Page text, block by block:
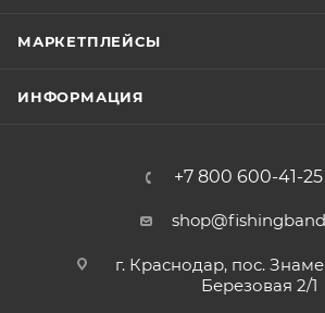
МАРКЕТПЛЕЙСЫ
ИНФОРМАЦИЯ
+7 800 600-41-25
г. Краснодар, пос.
Березовая 2/1